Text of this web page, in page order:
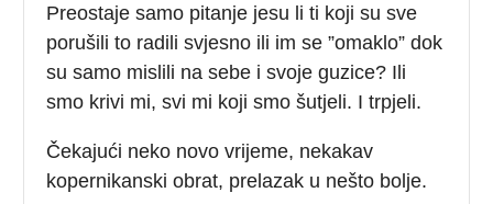
Preostaje samo pitanje jesu li ti koji su sve
porušili to radili svjesno ili im se ”omaklo” dok
su samo mislili na sebe i svoje guzice? Ili
smo krivi mi, svi mi koji smo šutjeli. I trpjeli.
Čekajući neko novo vrijeme, nekakav
kopernikanski obrat, prelazak u nešto bolje.